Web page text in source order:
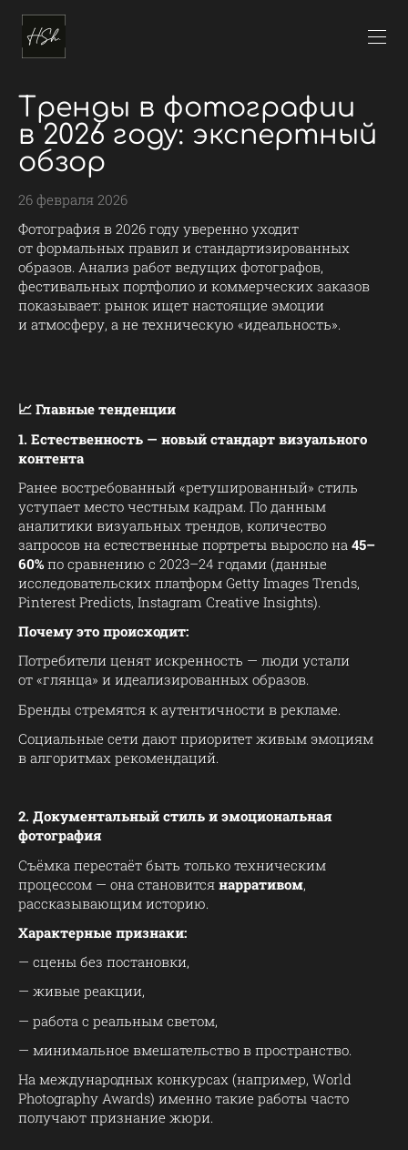
Тренды в фотографии
в 2026 году: экспертный
обзор
26 февраля 2026
Фотография в 2026 году уверенно уходит
от формальных правил и стандартизированных
образов. Анализ работ ведущих фотографов,
фестивальных портфолио и коммерческих заказов
показывает: рынок ищет настоящие эмоции
и атмосферу, а не техническую «идеальность».
📈 Главные тенденции
1. Естественность — новый стандарт визуального
контента
Ранее востребованный «ретушированный» стиль
уступает место честным кадрам. По данным
аналитики визуальных трендов, количество
запросов на естественные портреты выросло на 45–
60% по сравнению с 2023–24 годами (данные
исследовательских платформ Getty Images Trends,
Pinterest Predicts, Instagram Creative Insights).
Почему это происходит:
Потребители ценят искренность — люди устали
от «глянца» и идеализированных образов.
Бренды стремятся к аутентичности в рекламе.
Социальные сети дают приоритет живым эмоциям
в алгоритмах рекомендаций.
2. Документальный стиль и эмоциональная
фотография
Съёмка перестаёт быть только техническим
процессом — она становится нарративом,
рассказывающим историю.
Характерные признаки:
— сцены без постановки,
— живые реакции,
— работа с реальным светом,
— минимальное вмешательство в пространство.
На международных конкурсах (например, World
Photography Awards) именно такие работы часто
получают признание жюри.